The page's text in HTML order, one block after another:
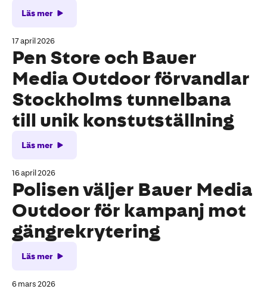
Läs mer
17 april 2026
Pen Store och Bauer
Media Outdoor förvandlar
Stockholms tunnelbana
till unik konstutställning
Läs mer
16 april 2026
Polisen väljer Bauer Media
Outdoor för kampanj mot
gängrekrytering
Läs mer
6 mars 2026